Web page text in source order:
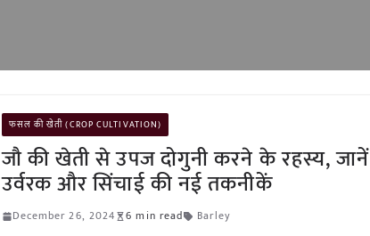
फसल की खेती (CROP CULTIVATION)
जौ की खेती से उपज दोगुनी करने के रहस्य, जानें
उर्वरक और सिंचाई की नई तकनीकें
December 26, 2024 6 min read Barley